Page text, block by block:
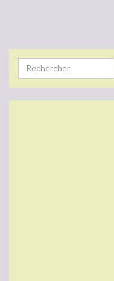
Search for: